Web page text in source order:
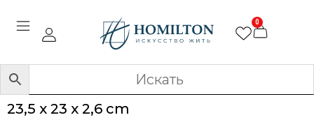
0
23,5 x 23 x 2,6 cm